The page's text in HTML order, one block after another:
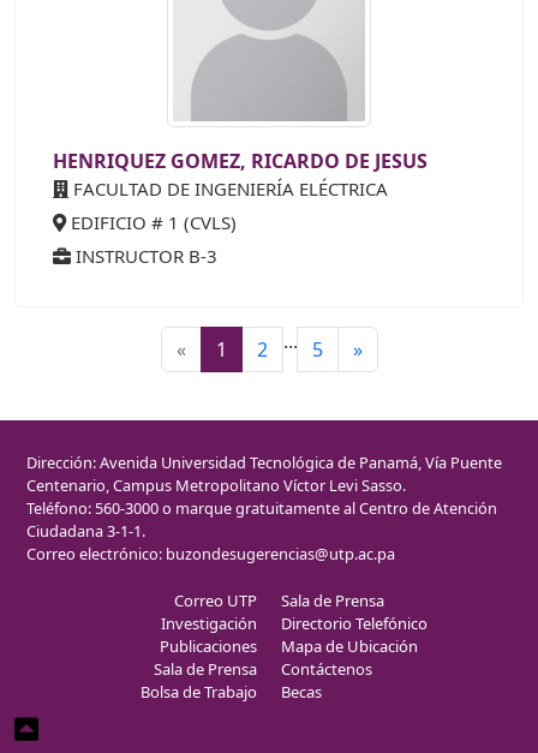
HENRIQUEZ GOMEZ, RICARDO DE JESUS
FACULTAD DE INGENIERÍA ELÉCTRICA
EDIFICIO # 1 (CVLS)
INSTRUCTOR B-3
« 1 2 ... 5 »
Dirección: Avenida Universidad Tecnológica de Panamá, Vía Puente
Centenario, Campus Metropolitano Víctor Levi Sasso.
Teléfono: 560-3000 o marque gratuitamente al Centro de Atención
Ciudadana 3-1-1.
Correo electrónico: buzondesugerencias@utp.ac.pa
Correo UTP
Investigación
Publicaciones
Sala de Prensa
Bolsa de Trabajo
Sala de Prensa
Directorio Telefónico
Mapa de Ubicación
Contáctenos
Becas